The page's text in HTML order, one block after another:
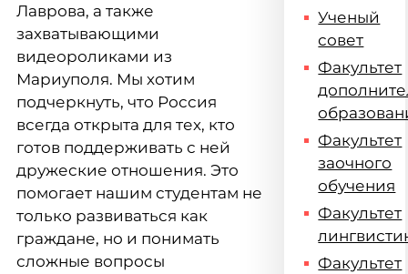
Лаврова, а также
захватывающими
видеороликами из
Мариуполя. Мы хотим
подчеркнуть, что Россия
всегда открыта для тех, кто
готов поддерживать с ней
дружеские отношения. Это
помогает нашим студентам не
только развиваться как
граждане, но и понимать
сложные вопросы
Ученый
совет
Факультет
Факультет
заочного
обучения
Факультет
Факультет